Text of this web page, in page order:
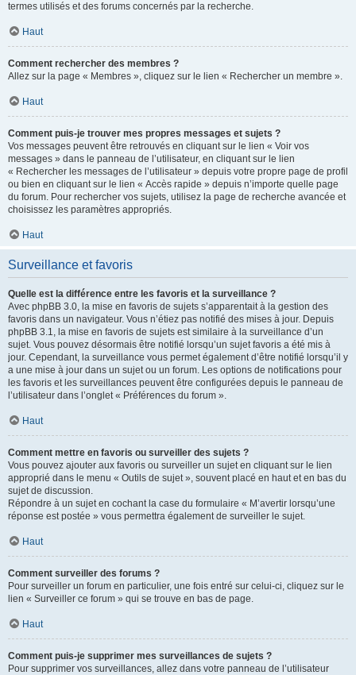
termes utilisés et des forums concernés par la recherche.
Haut
Comment rechercher des membres ?
Allez sur la page « Membres », cliquez sur le lien « Rechercher un membre ».
Haut
Comment puis-je trouver mes propres messages et sujets ?
Vos messages peuvent être retrouvés en cliquant sur le lien « Voir vos
messages » dans le panneau de l’utilisateur, en cliquant sur le lien
« Rechercher les messages de l’utilisateur » depuis votre propre page de profil
ou bien en cliquant sur le lien « Accès rapide » depuis n’importe quelle page
du forum. Pour rechercher vos sujets, utilisez la page de recherche avancée et
choisissez les paramètres appropriés.
Haut
Surveillance et favoris
Quelle est la différence entre les favoris et la surveillance ?
Avec phpBB 3.0, la mise en favoris de sujets s’apparentait à la gestion des
favoris dans un navigateur. Vous n’étiez pas notifié des mises à jour. Depuis
phpBB 3.1, la mise en favoris de sujets est similaire à la surveillance d’un
sujet. Vous pouvez désormais être notifié lorsqu’un sujet favoris a été mis à
jour. Cependant, la surveillance vous permet également d’être notifié lorsqu’il y
a une mise à jour dans un sujet ou un forum. Les options de notifications pour
les favoris et les surveillances peuvent être configurées depuis le panneau de
l’utilisateur dans l’onglet « Préférences du forum ».
Haut
Comment mettre en favoris ou surveiller des sujets ?
Vous pouvez ajouter aux favoris ou surveiller un sujet en cliquant sur le lien
approprié dans le menu « Outils de sujet », souvent placé en haut et en bas du
sujet de discussion.
Répondre à un sujet en cochant la case du formulaire « M’avertir lorsqu’une
réponse est postée » vous permettra également de surveiller le sujet.
Haut
Comment surveiller des forums ?
Pour surveiller un forum en particulier, une fois entré sur celui-ci, cliquez sur le
lien « Surveiller ce forum » qui se trouve en bas de page.
Haut
Comment puis-je supprimer mes surveillances de sujets ?
Pour supprimer vos surveillances, allez dans votre panneau de l’utilisateur